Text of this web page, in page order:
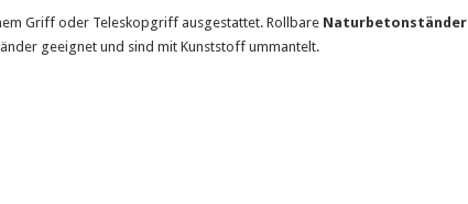
Griff oder Teleskopgriff ausgestattet. Rollbare Naturbetonständer
geeignet und sind mit Kunststoff ummantelt.